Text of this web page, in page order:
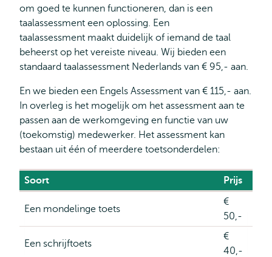
om goed te kunnen functioneren, dan is een
taalassessment een oplossing. Een
taalassessment maakt duidelijk of iemand de taal
beheerst op het vereiste niveau. Wij bieden een
standaard taalassessment Nederlands van € 95,- aan.
En we bieden een Engels Assessment van € 115,- aan.
In overleg is het mogelijk om het assessment aan te
passen aan de werkomgeving en functie van uw
(toekomstig) medewerker. Het assessment kan
bestaan uit één of meerdere toetsonderdelen:
Soort Prijs
Een mondelinge toets
€
50,-
Een schrijftoets
€
40,-